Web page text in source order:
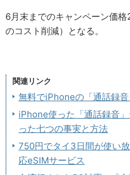
6月末までのキャンペーン価
のコスト削減）となる。
関連リンク
無料でiPhoneの「通話録
iPhone使った「通話録音
った七つの事実と方法
750円でタイ3日間が使い
応eSIMサービス